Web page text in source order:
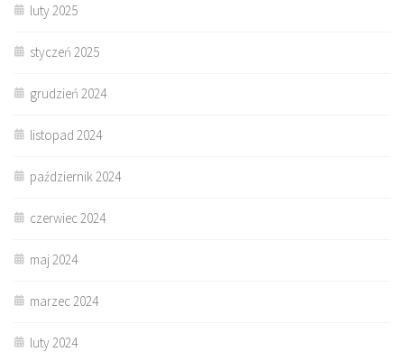
luty 2025
styczeń 2025
grudzień 2024
listopad 2024
październik 2024
czerwiec 2024
maj 2024
marzec 2024
luty 2024